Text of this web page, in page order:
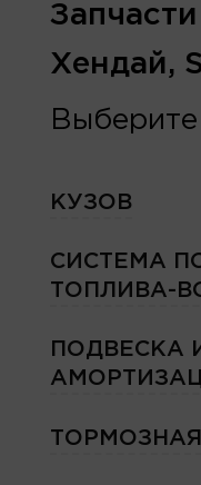
Хендай,
КУЗОВ
СИСТЕМА
ТОПЛИВА-
ПОДВЕСКА